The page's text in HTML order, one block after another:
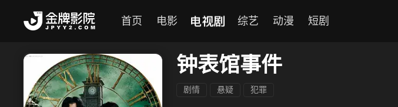
首页 电影 电视剧 综艺 动漫 短剧
钟表馆事件
剧情 悬疑 犯罪